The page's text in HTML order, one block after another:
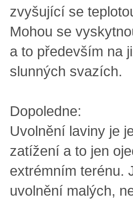
zvyšující se
Mohou se
a to především na
slunných svazích.
Dopoledne:
Uvolnění laviny je
zatížení a to jen
extrémním terénu.
uvolnění malých,